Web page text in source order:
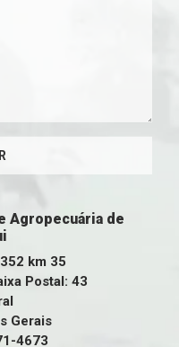
Agropecuária de
km 35
Postal: 43
Gerais
4673